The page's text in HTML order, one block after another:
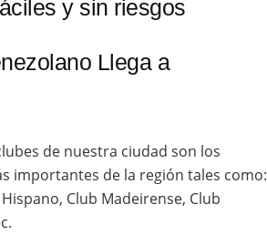
y sin riesgos
Llega a
de nuestra ciudad son los
importantes de la región tales como:
Club Madeirense, Club